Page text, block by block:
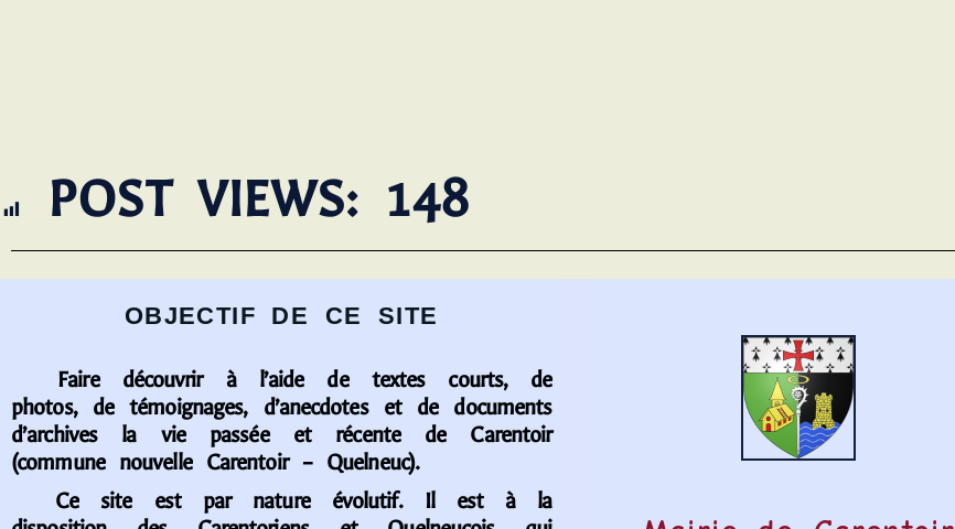
POST VIEWS: 148
OBJECTIF DE CE SITE
Faire découvrir à l’aide de textes courts, de
photos, de témoignages, d’anecdotes et de documents
d’archives la vie passée et récente de Carentoir
(commune nouvelle Carentoir – Quelneuc).
Ce site est par nature évolutif. Il est à la